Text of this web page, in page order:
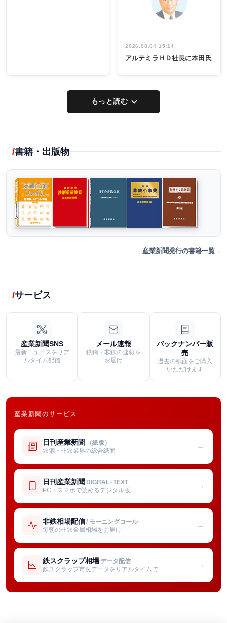
2026.08.04 15:14
アルテミラＨＤ社長に本田氏
もっと読む
書籍・出版物
産業新聞発行の書籍一覧
サービス
産業新聞SNS
最新ニュースをリア
ルタイム配信
メール速報
鉄鋼・非鉄の速報を
お届け
バックナンバー販
売
過去の紙面をご購入
いただけます
産業新聞のサービス
日刊産業新聞 （紙版）
鉄鋼・非鉄業界の総合紙面
→
日刊産業新聞 DIGITAL+TEXT
PC・スマホで読めるデジタル版
→
非鉄相場配信/ モーニングコール
毎朝の非鉄金属相場をお届け
→
鉄スクラップ相場 データ配信
鉄スクラップ市況データをリアルタイムで
→